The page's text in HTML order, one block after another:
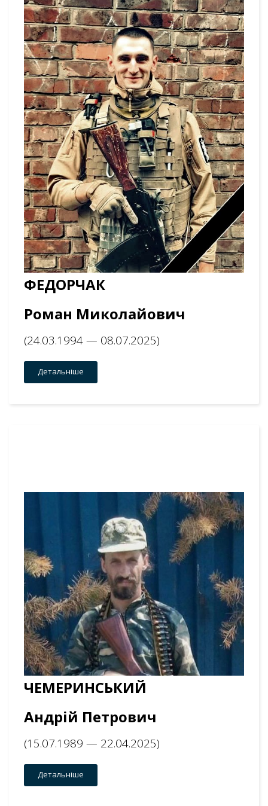
ФЕДОРЧАК
Роман Миколайович
(24.03.1994 — 08.07.2025)
Детальніше
ЧЕМЕРИНСЬКИЙ
Андрій Петрович
(15.07.1989 — 22.04.2025)
Детальніше